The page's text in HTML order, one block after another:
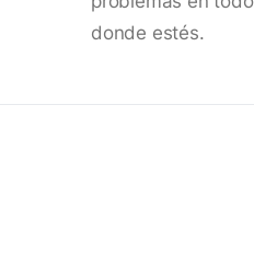
donde estés.